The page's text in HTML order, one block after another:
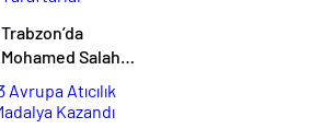
Trabzon’da
Mohamed Salah
Heyecanı:
Taraftarlar
Mağazalara Akın Etti